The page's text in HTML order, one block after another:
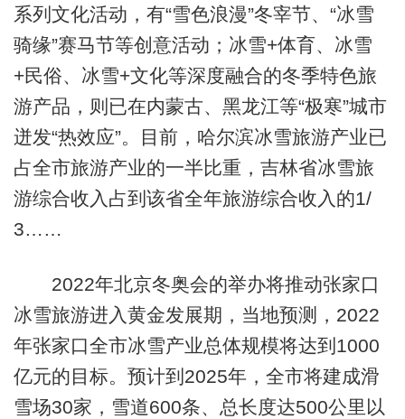
系列文化活动，有“雪色浪漫”冬宰节、“冰雪
骑缘”赛马节等创意活动；冰雪+体育、冰雪
+民俗、冰雪+文化等深度融合的冬季特色旅
游产品，则已在内蒙古、黑龙江等“极寒”城市
迸发“热效应”。目前，哈尔滨冰雪旅游产业已
占全市旅游产业的一半比重，吉林省冰雪旅
游综合收入占到该省全年旅游综合收入的1/
3……
2022年北京冬奥会的举办将推动张家口
冰雪旅游进入黄金发展期，当地预测，2022
年张家口全市冰雪产业总体规模将达到1000
亿元的目标。预计到2025年，全市将建成滑
雪场30家，雪道600条、总长度达500公里以